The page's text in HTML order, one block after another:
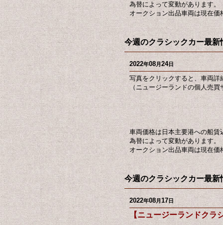
為替によって変動があります。
オークション出品車両は現在価
今週のクラシックカー最
2022年08月24日
写真をクリックすると、車両詳
（ニュージーランドの個人売
車両価格は日本主要港への船賃
為替によって変動があります。
オークション出品車両は現在価
今週のクラシックカー最
2022年08月17日
【ニュージーランドクラ